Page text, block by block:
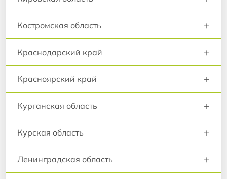
Костромская область +
Краснодарский край +
Красноярский край +
Курганская область +
Курская область +
Ленинградская область +